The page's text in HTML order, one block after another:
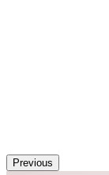
Previous